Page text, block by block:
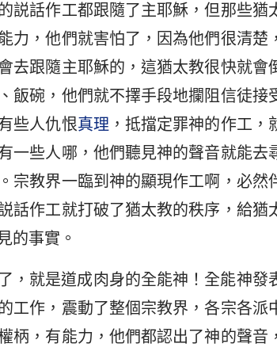
説話作工都跟隨了主耶穌，但那些猶
力，他們就害怕了，因為他們很清楚
去跟隨主耶穌的，這猶太教很快就會
飯碗，他們就不擇手段地攔阻信徒接
些人仇恨真理，抵擋定罪神的作工，
一些人哪，他們聽見神的聲音就能去
宗教界一臨到神的顯現作工啊，必然
話作工就打破了猶太教的秩序，給猶
的事實。
，就是道成肉身的全能神！全能神發
工作，震動了整個宗教界，各宗各派
柄，有能力，他們都認出了神的聲音